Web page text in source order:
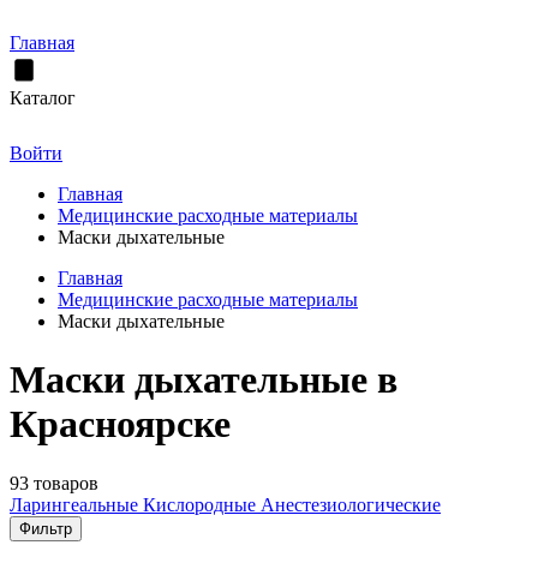
Главная
Каталог
Войти
Главная
Медицинские расходные материалы
Маски дыхательные
Главная
Медицинские расходные материалы
Маски дыхательные
Маски дыхательные в
Красноярске
93 товаров
Ларингеальные Кислородные Анестезиологические
Фильтр